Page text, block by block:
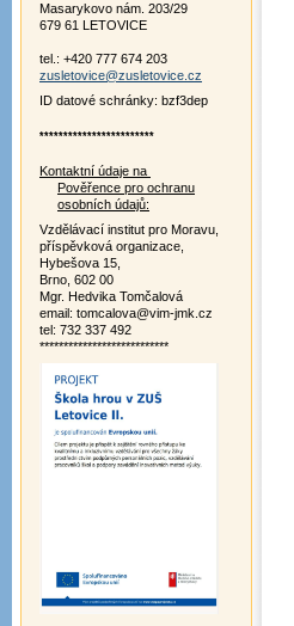
Masarykovo nám. 203/29
679 61 LETOVICE
tel.: +420 777 674 203
zusletovice@zusletovice.cz
ID datové schránky: bzf3dep
************************
Kontaktní údaje na
Pověřence pro ochranu
osobních údajů:
Vzdělávací institut pro Moravu,
příspěvková organizace,
Hybešova 15,
Brno, 602 00
Mgr. Hedvika Tomčalová
email: tomcalova@vim-jmk.cz
tel: 732 337 492
***************************